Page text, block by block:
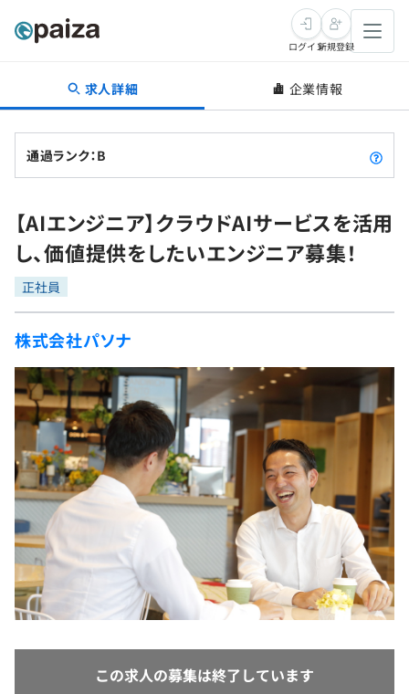
転職・キャリア
転職成功ガイド
転職エージェント
インタビュー
転職成功ガイド
新卒就活
求人検索
本選考
インターン
新卒エージェント
イベント・セミナー
インタビュー
就活成功ガイド
学習
問題集
ナレッジ
リファレンス
プラン
個人向けプラン
法人向けプラン
学校向けプラン
プログラミング言語
評価結果一覧
再チャレンジ結果一覧
ゲーム・マンガ
Tech Team Journal
paiza times
note
paizaとは？
ログイン新規登録
求人詳細 企業情報
通過ランク：B
【AIエンジニア】クラウドAIサービスを活用
し、価値提供をしたいエンジニア募集！
正社員
株式会社パソナ
この求人の募集は終了しています